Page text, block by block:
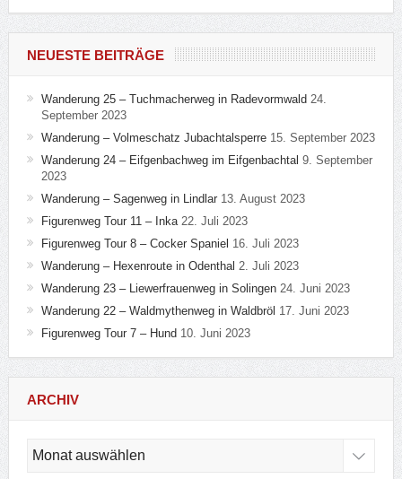
NEUESTE BEITRÄGE
Wanderung 25 – Tuchmacherweg in Radevormwald 24.
September 2023
Wanderung – Volmeschatz Jubachtalsperre 15. September 2023
Wanderung 24 – Eifgenbachweg im Eifgenbachtal 9. September
2023
Wanderung – Sagenweg in Lindlar 13. August 2023
Figurenweg Tour 11 – Inka 22. Juli 2023
Figurenweg Tour 8 – Cocker Spaniel 16. Juli 2023
Wanderung – Hexenroute in Odenthal 2. Juli 2023
Wanderung 23 – Liewerfrauenweg in Solingen 24. Juni 2023
Wanderung 22 – Waldmythenweg in Waldbröl 17. Juni 2023
Figurenweg Tour 7 – Hund 10. Juni 2023
ARCHIV